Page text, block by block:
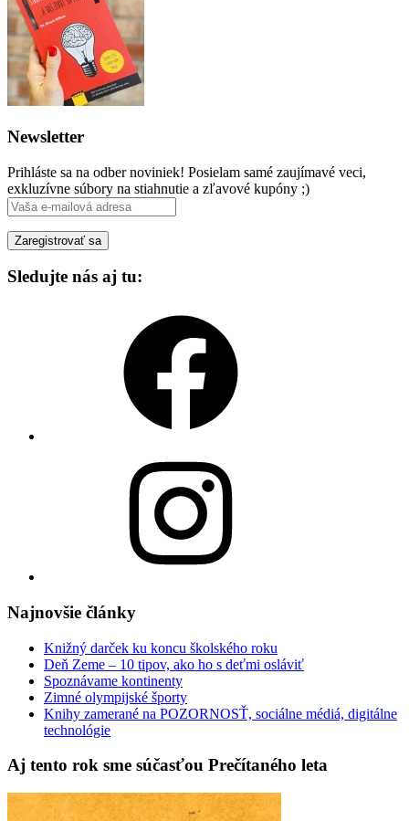
Newsletter
Prihláste sa na odber noviniek! Posielam samé zaujímavé veci,
exkluzívne súbory na stiahnutie a zľavové kupóny ;)
Sledujte nás aj tu:
Najnovšie články
Knižný darček ku koncu školského roku
Deň Zeme – 10 tipov, ako ho s deťmi osláviť
Spoznávame kontinenty
Zimné olympijské športy
Knihy zamerané na POZORNOSŤ, sociálne médiá, digitálne
technológie
Aj tento rok sme súčasťou Prečítaného leta